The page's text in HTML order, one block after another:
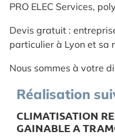
PRO ELEC Services,
Devis gratuit :
particulier à Lyon et sa
Nous sommes à votre
Réalisation
CLIMATISATION
GAINABLE A